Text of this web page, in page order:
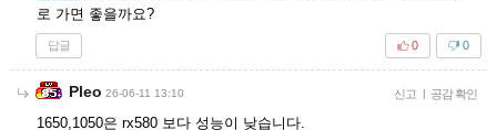
로 가면 좋을까요?
답글 0
0
Pleo 26-06-11 13:10 신고 | 공감 확인
1650,1050은 rx580 보다 성능이 낮습니다.